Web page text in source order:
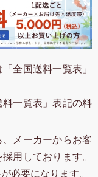
全国送料一覧表」
一覧表」表記の料
メーカーからお客
用しております。
必要になります。